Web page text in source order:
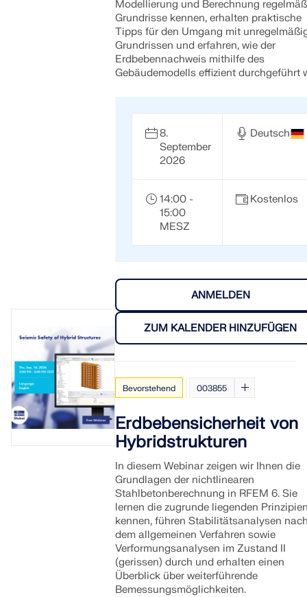
Modellierung und Berechnung
Grundrisse kennen, erhalten praktische
Tipps für den Umgang mit
Grundrissen und erfahren, wie der
Erdbebennachweis mithilfe des
Gebäudemodells effizient durchgeführt
8.
September
2026
Deutsch
14:00 -
15:00
MESZ
Kostenlos
ANMELDEN
ZUM KALENDER HINZUFÜGEN
Bevorstehend 003855
Erdbebensicherheit von
Hybridstrukturen
In diesem Webinar zeigen wir Ihnen die
Grundlagen der nichtlinearen
Stahlbetonberechnung in RFEM 6. Sie
lernen die zugrunde liegenden
kennen, führen Stabilitätsanalysen
dem allgemeinen Verfahren sowie
Verformungsanalysen im Zustand II
(gerissen) durch und erhalten einen
Überblick über weiterführende
Bemessungsmöglichkeiten.